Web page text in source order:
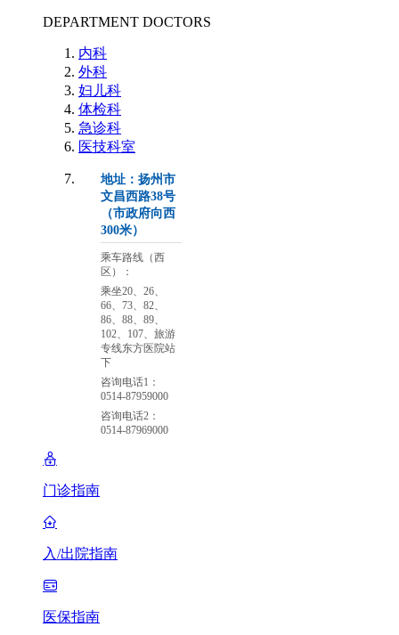
DEPARTMENT DOCTORS
内科
外科
妇儿科
体检科
急诊科
医技科室
地址：扬州市
文昌西路38号
（市政府向西
300米）
乘车路线（西
区）：
乘坐20、26、
66、73、82、
86、88、89、
102、107、旅游
专线东方医院站
下
咨询电话1：
0514-87959000
咨询电话2：
0514-87969000
门诊指南
入/出院指南
医保指南